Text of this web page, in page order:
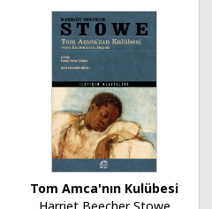
Tom Amca'nın Kulübesi
Harriet Beecher Stowe